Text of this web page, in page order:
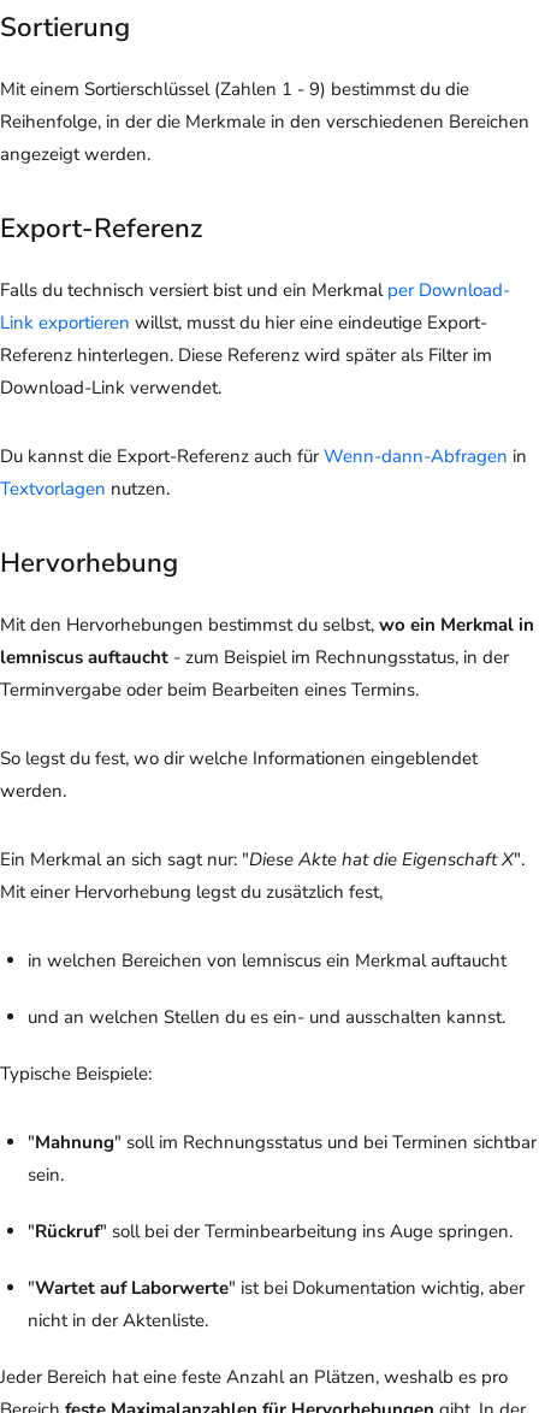
Sortierung
Mit einem Sortierschlüssel (Zahlen 1 - 9) bestimmst du die
Reihenfolge, in der die Merkmale in den verschiedenen Bereichen
angezeigt werden.
Export-Referenz
Falls du technisch versiert bist und ein Merkmal per Download-
Link exportieren willst, musst du hier eine eindeutige Export-
Referenz hinterlegen. Diese Referenz wird später als Filter im
Download-Link verwendet.
Du kannst die Export-Referenz auch fürWenn-dann-Abfragen in
Textvorlagen nutzen.
Hervorhebung
Mit den Hervorhebungen bestimmst du selbst, wo ein Merkmal in
lemniscus auftaucht - zum Beispiel im Rechnungsstatus, in der
Terminvergabe oder beim Bearbeiten eines Termins.
So legst du fest, wo dir welche Informationen eingeblendet
werden.
Ein Merkmal an sich sagt nur: "Diese Akte hat die Eigenschaft X".
Mit einer Hervorhebung legst du zusätzlich fest,
in welchen Bereichen von lemniscus ein Merkmal auftaucht
und an welchen Stellen du es ein- und ausschalten kannst.
Typische Beispiele:
"Mahnung" soll im Rechnungsstatus und bei Terminen sichtbar
sein.
"Rückruf" soll bei der Terminbearbeitung ins Auge springen.
"Wartet auf Laborwerte" ist bei Dokumentation wichtig, aber
nicht in der Aktenliste.
Jeder Bereich hat eine feste Anzahl an Plätzen, weshalb es pro